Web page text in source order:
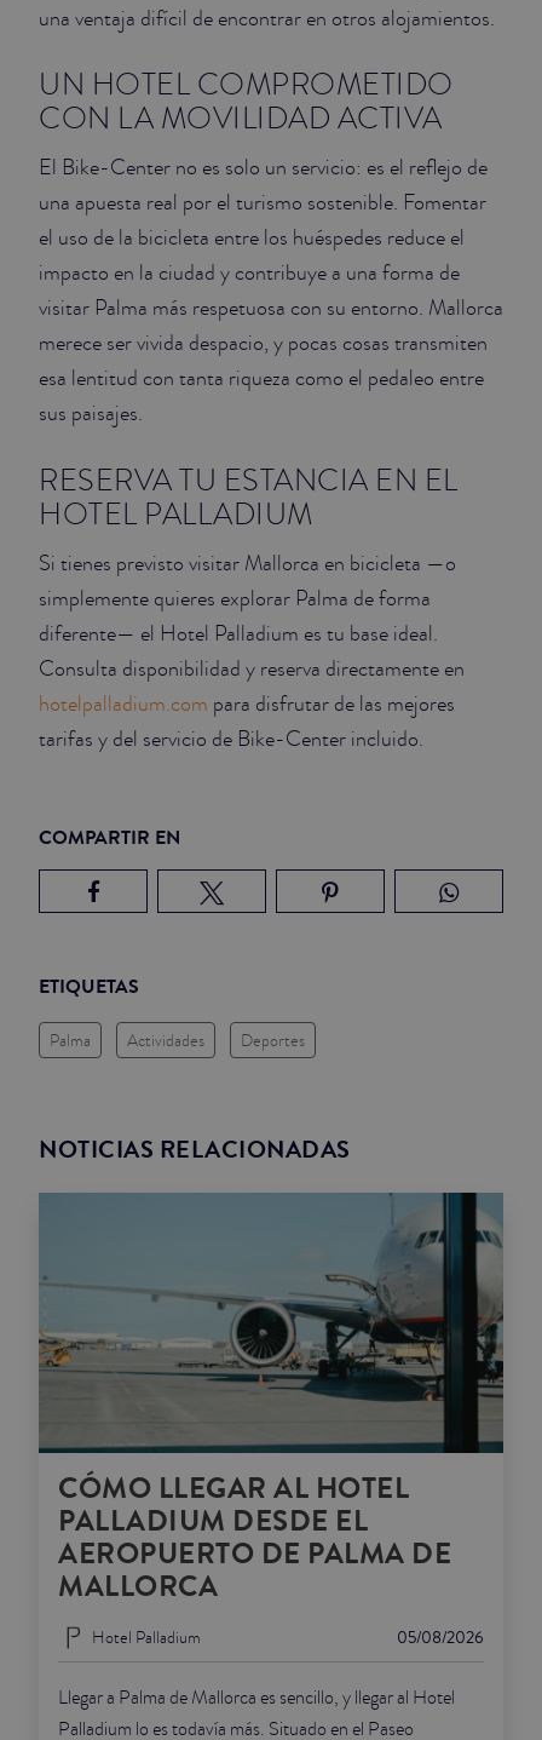
una ventaja difícil de encontrar en otros alojamientos.
UN HOTEL COMPROMETIDO
CON LA MOVILIDAD ACTIVA
El Bike-Center no es solo un servicio: es el reflejo de
una apuesta real por el turismo sostenible. Fomentar
el uso de la bicicleta entre los huéspedes reduce el
impacto en la ciudad y contribuye a una forma de
visitar Palma más respetuosa con su entorno. Mallorca
merece ser vivida despacio, y pocas cosas transmiten
esa lentitud con tanta riqueza como el pedaleo entre
sus paisajes.
RESERVA TU ESTANCIA EN EL
HOTEL PALLADIUM
Si tienes previsto visitar Mallorca en bicicleta —o
simplemente quieres explorar Palma de forma
diferente— el Hotel Palladium es tu base ideal.
Consulta disponibilidad y reserva directamente en
hotelpalladium.com para disfrutar de las mejores
tarifas y del servicio de Bike-Center incluido.
COMPARTIR EN
ETIQUETAS
Palma Actividades Deportes
NOTICIAS RELACIONADAS
CÓMO LLEGAR AL HOTEL
PALLADIUM DESDE EL
AEROPUERTO DE PALMA DE
MALLORCA
05/08/2026
Hotel Palladium
Llegar a Palma de Mallorca es sencillo, y llegar al Hotel
Palladium lo es todavía más. Situado en el Paseo